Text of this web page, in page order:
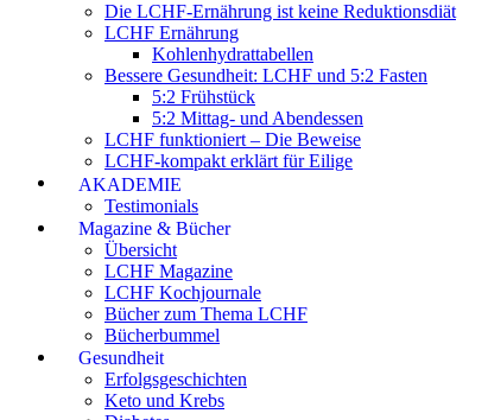
Die LCHF-Ernährung ist keine Reduktionsdiät
LCHF Ernährung
Kohlenhydrattabellen
Bessere Gesundheit: LCHF und 5:2 Fasten
5:2 Frühstück
5:2 Mittag- und Abendessen
LCHF funktioniert – Die Beweise
LCHF-kompakt erklärt für Eilige
AKADEMIE
Testimonials
Magazine & Bücher
Übersicht
LCHF Magazine
LCHF Kochjournale
Bücher zum Thema LCHF
Bücherbummel
Gesundheit
Erfolgsgeschichten
Keto und Krebs